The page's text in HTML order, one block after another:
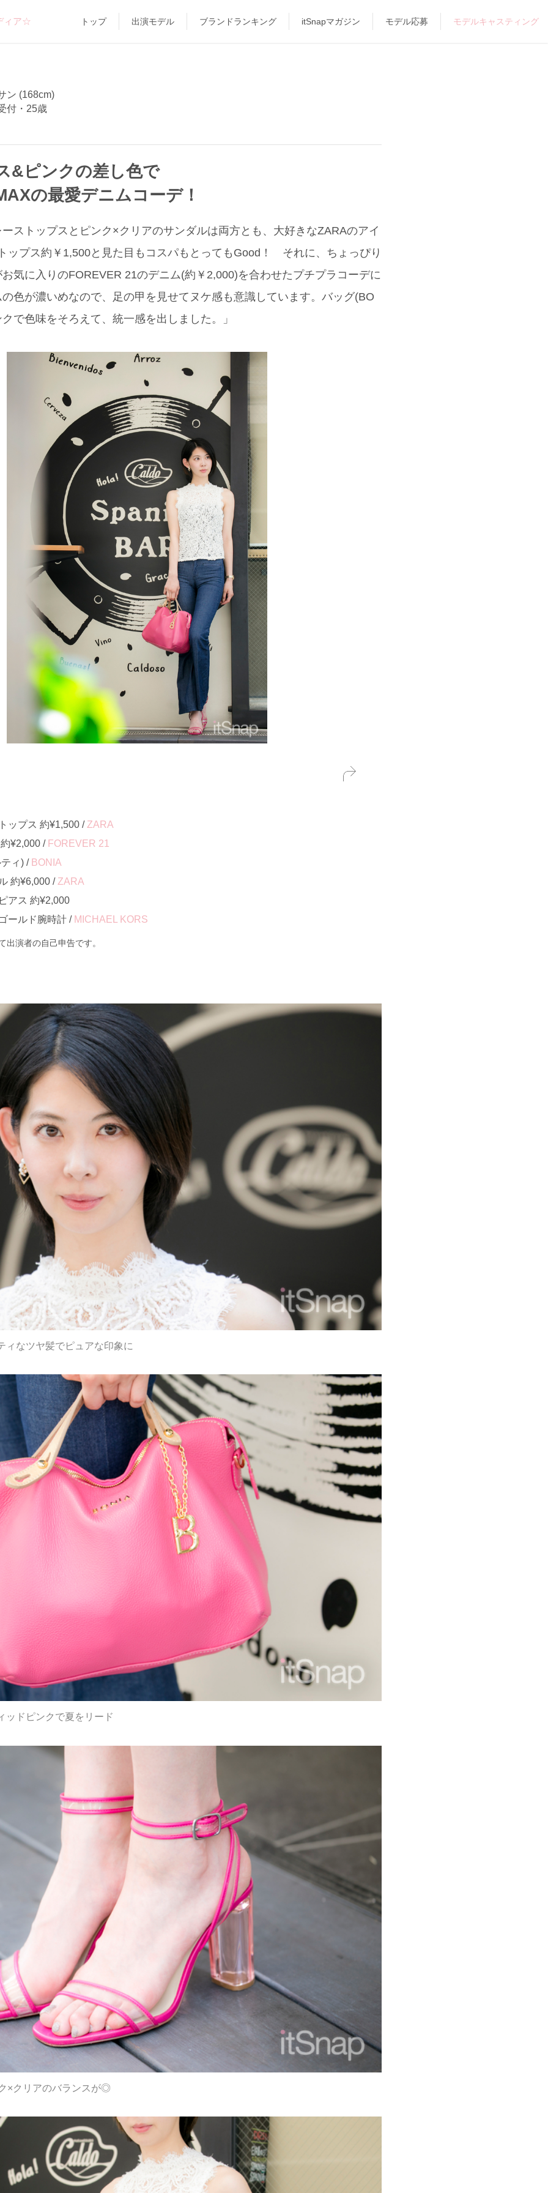
ィア☆ トップ 出演モデル ブランドランキング itSnapマガジン モデル応募 モデルキャスティング
ン (168cm)
付・25歳
&ピンクの差し色で
の最愛デニムコーデ！
ストップスとピンク×クリアのサンダルは両方とも、大好きなZARAのアイ
プス約￥1,500と見た目もコスパもとってもGood！ それに、ちょっぴり
気に入りのFOREVER 21のデニム(約￥2,000)を合わせたプチプラコーデに
色が濃いめなので、足の甲を見せてヌケ感も意識しています。バッグ(BO
で色味をそろえて、統一感を出しました。」
ップス 約¥1,500 / ZARA
¥2,000 / FOREVER 21
ィ) / BONIA
約¥6,000 / ZARA
アス 約¥2,000
ールド腕時計 / MICHAEL KORS
演者の自己申告です。
ィなツヤ髪でピュアな印象に
ッドピンクで夏をリード
×クリアのバランスが◎